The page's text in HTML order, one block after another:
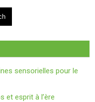
sensorielles pour le
et esprit à l’ère